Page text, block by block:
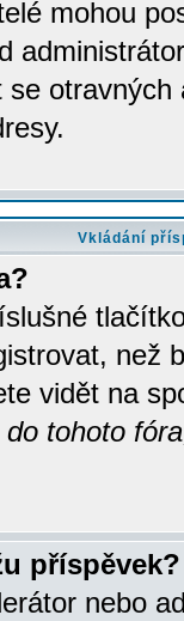
mohou
Vkládání
než
vidět na
tohoto
příspěvek?
nebo